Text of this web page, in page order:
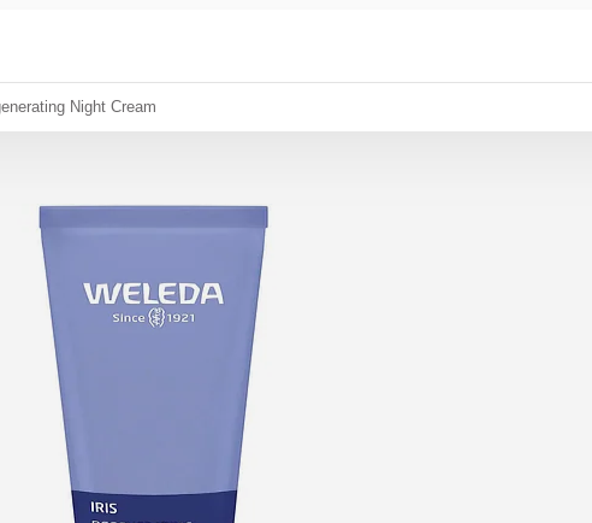
Night Cream